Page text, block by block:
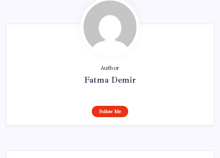
Author
Fatma Demir
Follow Me